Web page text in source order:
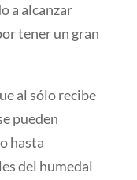
a alcanzar
tener un gran
al sólo recibe
pueden
hasta
del humedal